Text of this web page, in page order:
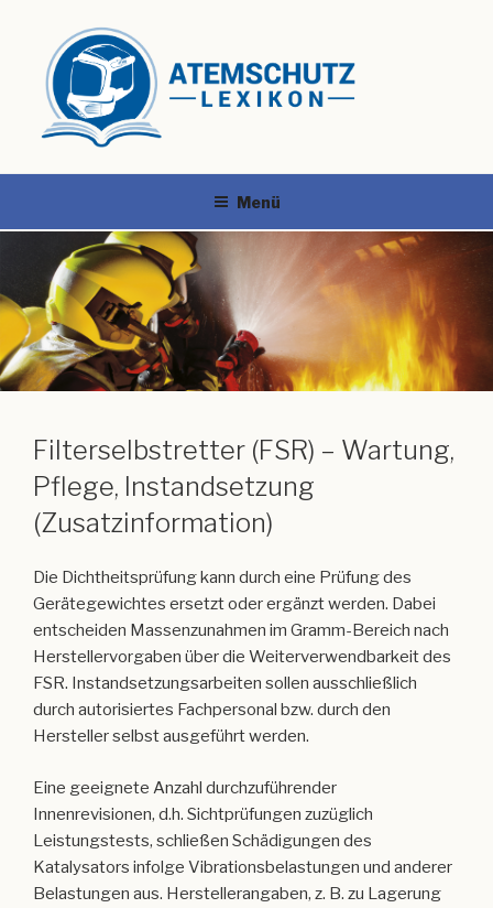
Menü
Filterselbstretter (FSR) – Wartung,
Pflege, Instandsetzung
(Zusatzinformation)
Die Dichtheitsprüfung kann durch eine Prüfung des
Gerätegewichtes ersetzt oder ergänzt werden. Dabei
entscheiden Massenzunahmen im Gramm-Bereich nach
Herstellervorgaben über die Weiterverwendbarkeit des
FSR. Instandsetzungsarbeiten sollen ausschließlich
durch autorisiertes Fachpersonal bzw. durch den
Hersteller selbst ausgeführt werden.
Eine geeignete Anzahl durchzuführender
Innenrevisionen, d.h. Sichtprüfungen zuzüglich
Leistungstests, schließen Schädigungen des
Katalysators infolge Vibrationsbelastungen und anderer
Belastungen aus. Herstellerangaben, z. B. zu Lagerung